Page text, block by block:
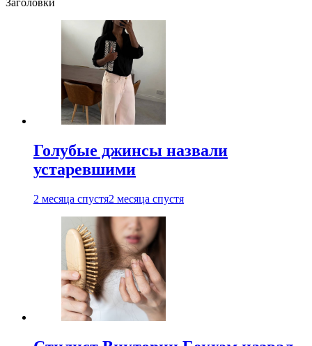
Заголовки
Голубые джинсы назвали
устаревшими
2 месяца спустя2 месяца спустя